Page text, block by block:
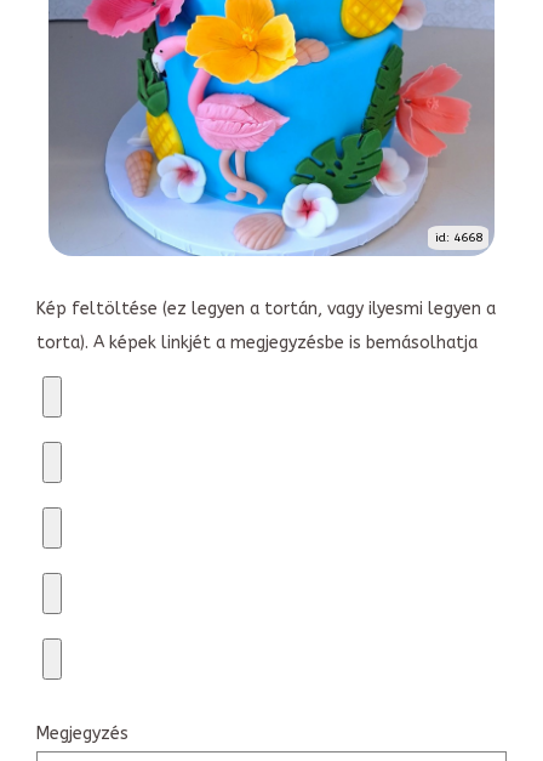
id: 4668
Kép feltöltése (ez legyen a tortán, vagy ilyesmi legyen a
torta). A képek linkjét a megjegyzésbe is bemásolhatja
Megjegyzés